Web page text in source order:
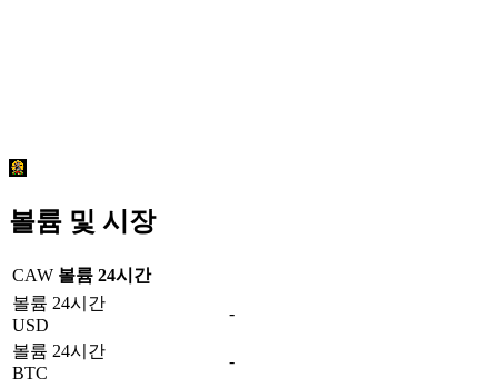
볼륨 및 시장
CAW 볼륨 24시간
볼륨 24시간
USD
-
볼륨 24시간
BTC
-